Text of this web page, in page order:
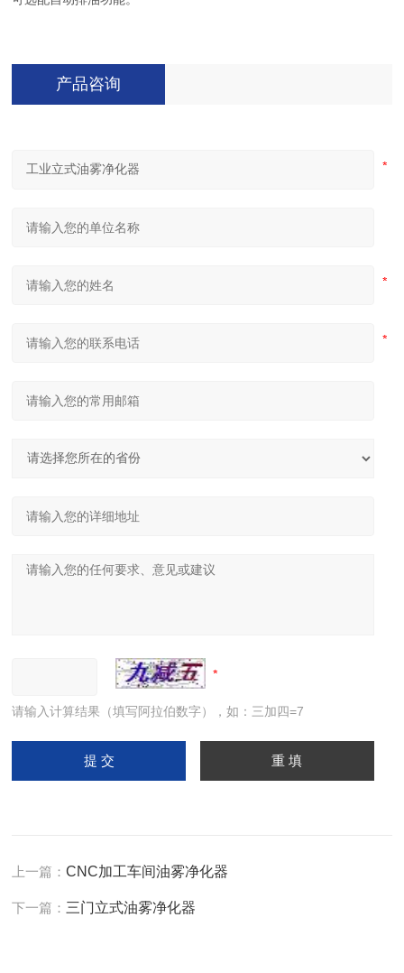
产品咨询
请输入计算结果（填写阿拉伯数字），如：三加四=7
上一篇：CNC加工车间油雾净化器
下一篇： 三门立式油雾净化器